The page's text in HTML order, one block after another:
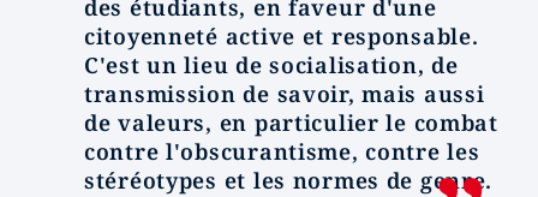
des étudiants, en faveur d'une
citoyenneté active et responsable.
C'est un lieu de socialisation, de
transmission de savoir, mais aussi
de valeurs, en particulier le combat
contre l'obscurantisme, contre les
stéréotypes et les normes de genre.